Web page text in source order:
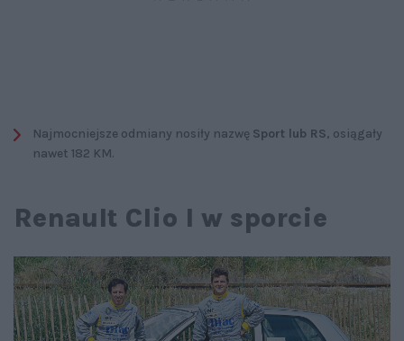
Najmocniejsze odmiany nosiły nazwę Sport lub RS, osiągały
nawet 182 KM.
Renault Clio I w sporcie